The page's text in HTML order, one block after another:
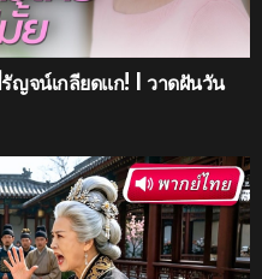
ญจน์เกลียดแก! | วาดฝันวัน